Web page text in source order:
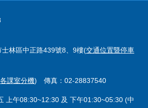
林區中正路439號8、9樓(交通位置暨停車
各課室分機) 傳真：02-28837540
上午08:30~12:30 及 下午01:30~05:30 (中